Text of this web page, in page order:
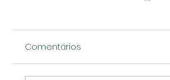
Comentários